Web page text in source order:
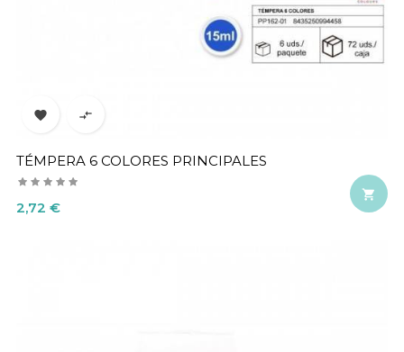
 
TÉMPERA 6 COLORES PRINCIPALES
Precio
2,72 €
